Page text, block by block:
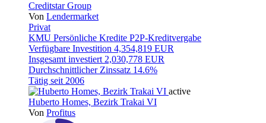
Creditstar Group
Von Lendermarket
Privat
KMU Persönliche Kredite P2P-Kreditvergabe
Verfügbare Investition 4,354,819 EUR
Insgesamt investiert 2,030,778 EUR
Durchschnittlicher Zinssatz 14.6%
Tätig seit 2006
active
Huberto Homes, Bezirk Trakai VI
Von Profitus